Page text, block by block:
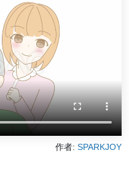
作者: SPARKJOY